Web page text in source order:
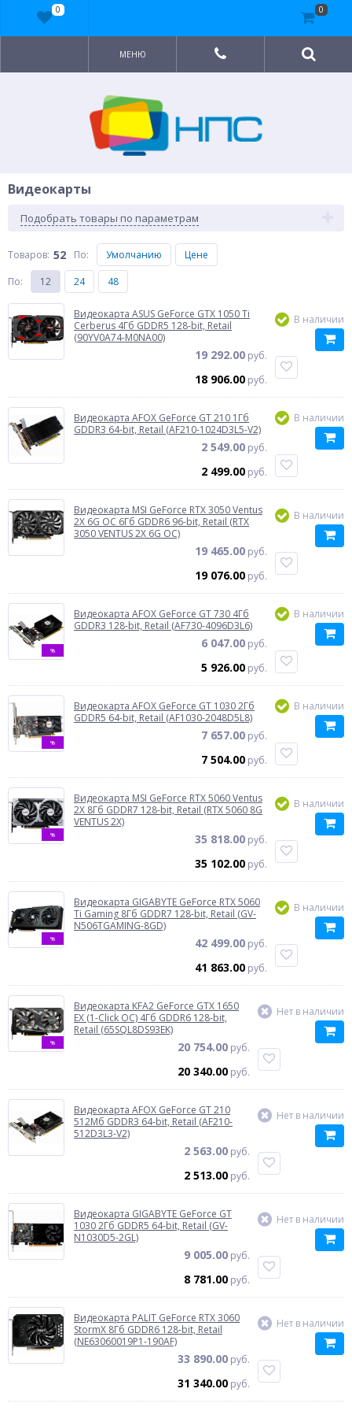
МЕНЮ
Видеокарты
Подобрать товары по параметрам
Товаров: 52 По: Умолчанию
Цене
По: 12 24 48
Видеокарта ASUS GeForce GTX 1050 Ti
Cerberus 4Гб GDDR5 128-bit, Retail
(90YV0A74-M0NA00)
19 292.00 руб.
18 906.00 руб.
В наличии
Видеокарта AFOX GeForce GT 210 1Гб
GDDR3 64-bit, Retail (AF210-1024D3L5-V2)
2 549.00 руб.
2 499.00 руб.
В наличии
Видеокарта MSI GeForce RTX 3050 Ventus
2X 6G OC 6Гб GDDR6 96-bit, Retail (RTX
3050 VENTUS 2X 6G OC)
19 465.00 руб.
19 076.00 руб.
В наличии
%
Видеокарта AFOX GeForce GT 730 4Гб
GDDR3 128-bit, Retail (AF730-4096D3L6)
6 047.00 руб.
5 926.00 руб.
В наличии
%
Видеокарта AFOX GeForce GT 1030 2Гб
GDDR5 64-bit, Retail (AF1030-2048D5L8)
7 657.00 руб.
7 504.00 руб.
В наличии
%
Видеокарта MSI GeForce RTX 5060 Ventus
2X 8Гб GDDR7 128-bit, Retail (RTX 5060 8G
VENTUS 2X)
35 818.00 руб.
35 102.00 руб.
В наличии
%
Видеокарта GIGABYTE GeForce RTX 5060
Ti Gaming 8Гб GDDR7 128-bit, Retail (GV-
N506TGAMING-8GD)
42 499.00 руб.
41 863.00 руб.
В наличии
%
Видеокарта KFA2 GeForce GTX 1650
EX (1-Click OC) 4Гб GDDR6 128-bit,
Retail (65SQL8DS93EK)
20 754.00 руб.
20 340.00 руб.
Нет в наличии
Видеокарта AFOX GeForce GT 210
512Мб GDDR3 64-bit, Retail (AF210-
512D3L3-V2)
2 563.00 руб.
2 513.00 руб.
Нет в наличии
Видеокарта GIGABYTE GeForce GT
1030 2Гб GDDR5 64-bit, Retail (GV-
N1030D5-2GL)
9 005.00 руб.
8 781.00 руб.
Нет в наличии
Видеокарта PALIT GeForce RTX 3060
StormX 8Гб GDDR6 128-bit, Retail
(NE63060019P1-190AF)
33 890.00 руб.
31 340.00 руб.
Нет в наличии
0 0